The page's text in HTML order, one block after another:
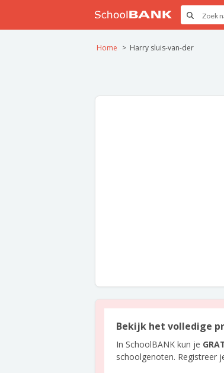
Home Harry sluis-van-der
Bekijk het volledige
In SchoolBANK kun je
schoolgenoten. Registreer